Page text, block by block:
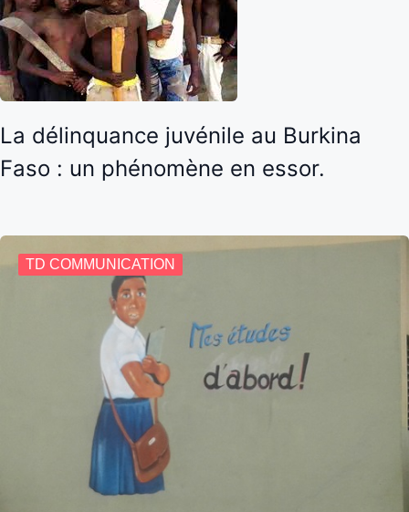
La délinquance juvénile au Burkina
Faso : un phénomène en essor.
TD COMMUNICATION